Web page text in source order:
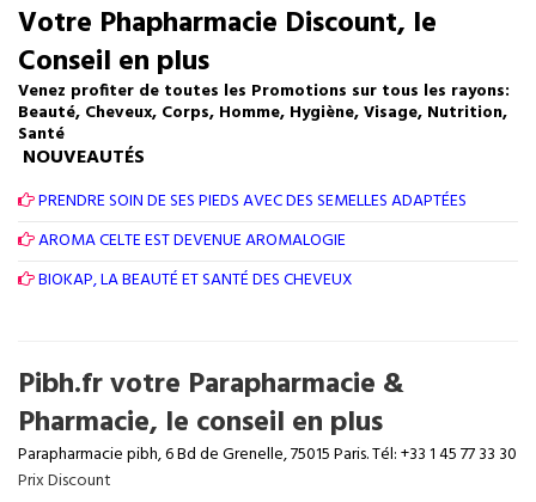
Votre Phapharmacie Discount, le
Conseil en plus
Venez profiter de toutes les Promotions sur tous les rayons:
Beauté, Cheveux, Corps, Homme, Hygiène, Visage, Nutrition,
Santé
NOUVEAUTÉS
PRENDRE SOIN DE SES PIEDS AVEC DES SEMELLES ADAPTÉES
AROMA CELTE EST DEVENUE AROMALOGIE
BIOKAP, LA BEAUTÉ ET SANTÉ DES CHEVEUX
Pibh.fr votre Parapharmacie &
Pharmacie, le conseil en plus
Parapharmacie pibh, 6 Bd de Grenelle, 75015 Paris. Tél: +33 1 45 77 33 30
Prix Discount